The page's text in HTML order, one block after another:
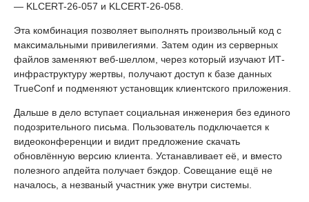
— KLCERT-26-057 и KLCERT-26-058.
Эта комбинация позволяет выполнять произвольный код с
максимальными привилегиями. Затем один из серверных
файлов заменяют веб-шеллом, через который изучают ИТ-
инфраструктуру жертвы, получают доступ к базе данных
TrueConf и подменяют установщик клиентского приложения.
Дальше в дело вступает социальная инженерия без единого
подозрительного письма. Пользователь подключается к
видеоконференции и видит предложение скачать
обновлённую версию клиента. Устанавливает её, и вместо
полезного апдейта получает бэкдор. Совещание ещё не
началось, а незваный участник уже внутри системы.